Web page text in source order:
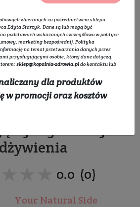
biała
i delikatnej,
0.0 (0)
Your Natural Side
zbieranych za pośrednictwem sklepu
Edyta Starzyk. Dane są lub mogą być
podstawach wskazanych szczegółowo wpolityce
marketing bezpośredni). Polityka
na temat przetwarzania danych przez
przysługującymi osobie, której dane dotyczą.
sklep@kopalnia-zdrowia.pldo kontaktu lub
dla produktów
w promocji oraz kosztów